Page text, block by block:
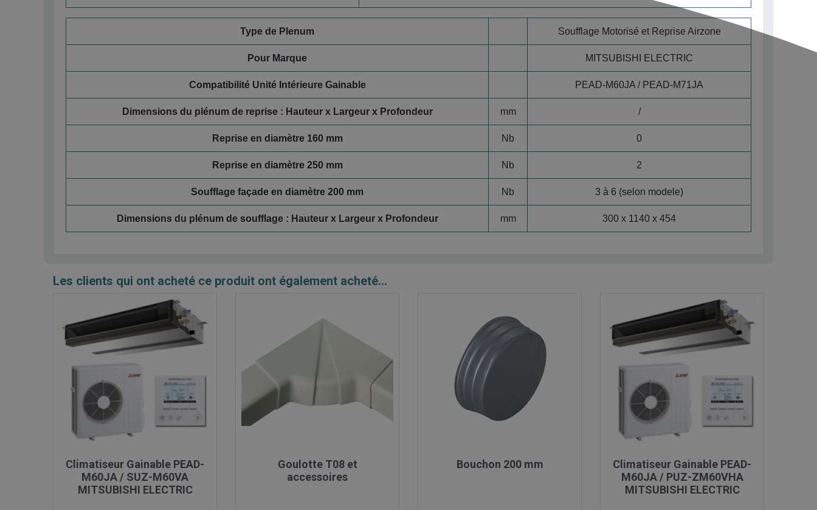
Type de Plenum Soufflage Motorisé et Reprise Airzone
Pour Marque MITSUBISHI ELECTRIC
Compatibilité Unité Intérieure Gainable PEAD-M60JA / PEAD-M71JA
Dimensions du plénum de reprise : Hauteur x Largeur x Profondeur mm /
Reprise en diamètre 160 mm Nb 0
Reprise en diamètre 250 mm Nb 2
Soufflage façade en diamètre 200 mm Nb 3 à 6 (selon modele)
Dimensions du plénum de soufflage : Hauteur x Largeur x Profondeur mm 300 x 1140 x 454
Les clients qui ont acheté ce produit ont également acheté...
Climatiseur Gainable PEAD-
M60JA / SUZ-M60VA
MITSUBISHI ELECTRIC
Goulotte T08 et
accessoires
Bouchon 200 mm
Climatiseur Gainable PEAD-
M60JA / PUZ-ZM60VHA
MITSUBISHI ELECTRIC